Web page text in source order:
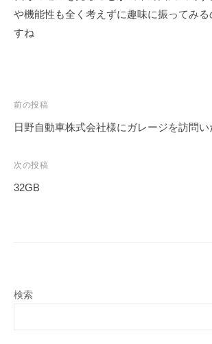
a
や機能性も全く考えずに趣味に振ってみ
すね
投
稿
ビ
ゲ
前の投稿
日野自動車株式会社様にガレージを訪問い
次の投稿
32GB
検索